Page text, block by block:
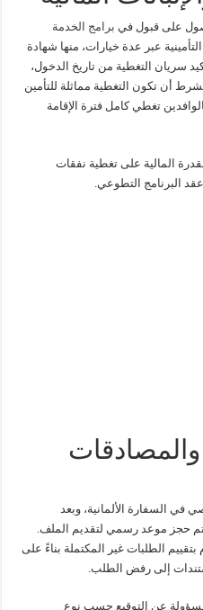
على قبول في برامج الخدمة
عبر عدة خيارات، منها شهادة
سريان التغطية من تاريخ الدخول،
أن تكون التغطية مماثلة للتأمين
تغطي كامل فترة الإقامة
المالية على تغطية نفقات
البرنامج التطوعي.
والمصادقات
السفارة الألمانية، وبعد
حجز موعد رسمي لتقديم الملف.
الطلبات غير المكتملة بناءً على
إلى رفض الطلب.
عن التوقيع حسب نوع